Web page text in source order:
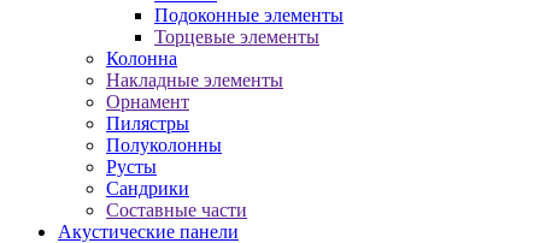
Подоконные элементы
Торцевые элементы
Колонна
Накладные элементы
Орнамент
Пилястры
Полуколонны
Русты
Сандрики
Составные части
Акустические панели